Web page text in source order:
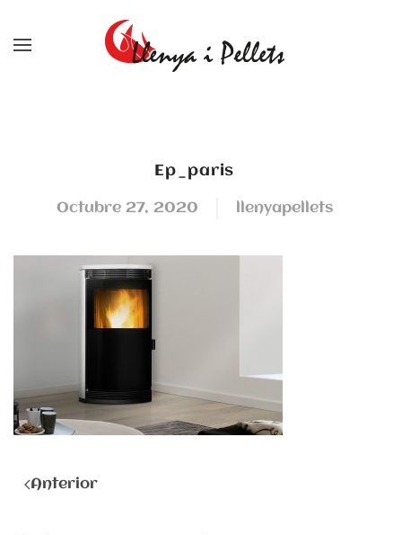
Skip to main content
ep_paris
octubre 27, 2020 llenyapellets
Anterior